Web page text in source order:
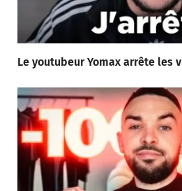
Le youtubeur Yomax arrête les